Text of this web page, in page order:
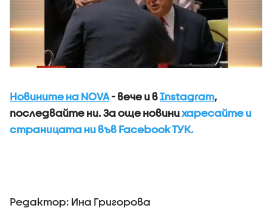
Новините на NOVA - вече и вInstagram,
последвайте ни. За още новинихаресайте и
страницата ни във Facebook ТУК.
Редактор: Ина Григорова